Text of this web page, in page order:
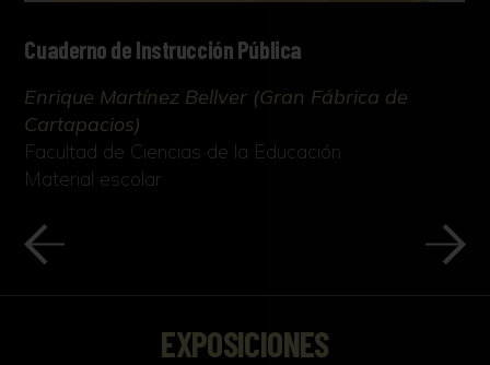
Cuaderno de Instrucción Pública
Enrique Martínez Bellver (Gran Fábrica de
Cartapacios)
Facultad de Ciencias de la Educación
Material escolar
EXPOSICIONES